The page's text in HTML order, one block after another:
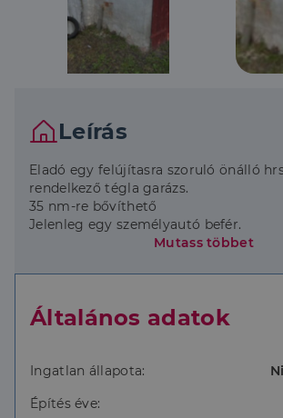
Leírás
Eladó egy felújítasra szoruló önálló
rendelkező tégla garázs.
35 nm-re bővíthető
Jelenleg egy személyautó befér.
Villany és víz bevezetés megoldható.
Mutass többet
Általános adatok
Ingatlan állapota:
Építés éve: